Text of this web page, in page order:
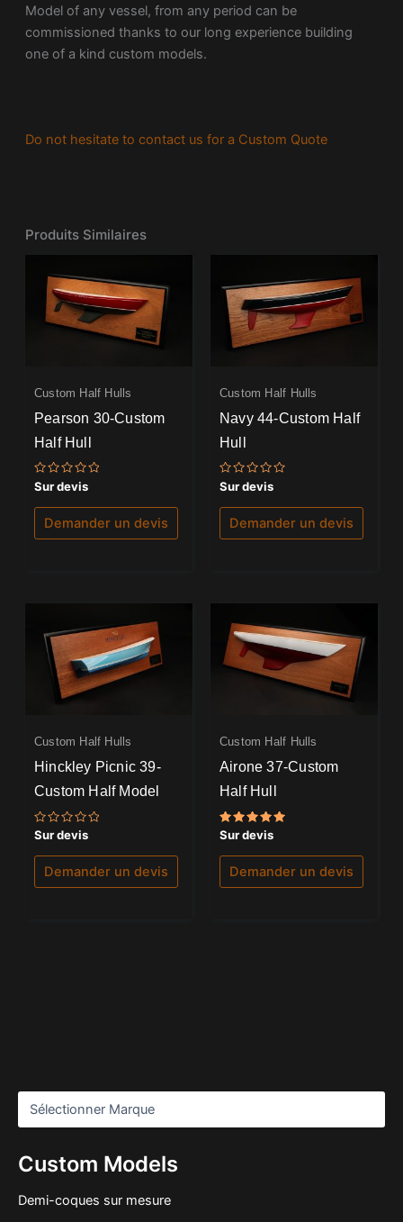
Custom Models
Demi-coques sur mesure
Model of any vessel, from any period can be
commissioned thanks to our long experience building
one of a kind custom models.
Do not hesitate to contact us for a Custom Quote
Produits Similaires
Custom Half Hulls
Pearson 30-Custom
Half Hull
Note
0
sur
Sur devis
Demander un devis
Custom Half Hulls
Navy 44-Custom Half
Hull
Note
0
sur
Sur devis
Demander un devis
Custom Half Hulls
Hinckley Picnic 39-
Custom Half Model
Note
0
sur
Sur devis
Demander un devis
Custom Half Hulls
Airone 37-Custom
Half Hull
Note
5.00
sur 5
Sur devis
Demander un devis